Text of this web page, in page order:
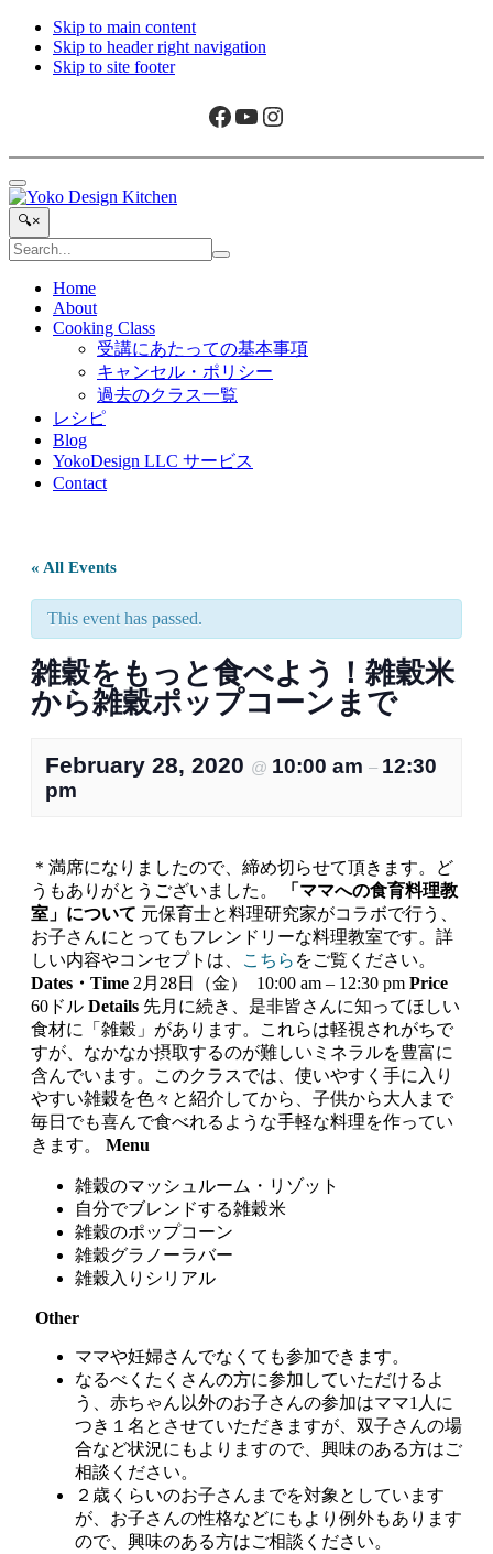
Skip to main content
Skip to header right navigation
Skip to site footer
Facebook
YouTube
Instagram
Menu
Yoko
Design
Kitchen
旅
と
ア
り・・・
Search...
🔍×
Search
site
Submit
Home
About
Cooking Class
受講にあたっての基本事項
キャンセル・ポリシー
過去のクラス一覧
レシピ
Blog
YokoDesign LLC サービス
Contact
« All Events
This event has passed.
雑穀をもっと食べよう！雑穀米
から雑穀ポップコーンまで
February 28, 2020 @ 10:00 am – 12:30
pm
＊満席になりましたので、締め切らせて頂きます。ど
うもありがとうございました。
「ママへの食育料理教
室」について 元保育士と料理研究家がコラボで行う、
お子さんにとってもフレンドリーな料理教室です。詳
しい内容やコンセプトは、
こちら をご覧ください。
Dates・Time 2月28日（金） 10:00 am – 12:30 pm Price
60ドル Details 先月に続き、是非皆さんに知ってほしい
食材に「雑穀」があります。これらは軽視されがちで
すが、なかなか摂取するのが難しいミネラルを豊富に
含んでいます。このクラスでは、使いやすく手に入り
やすい雑穀を色々と紹介してから、子供から大人まで
毎日でも喜んで食べれるような手軽な料理を作ってい
きます。 Menu
雑穀のマッシュルーム・リゾット
自分でブレンドする雑穀米
雑穀のポップコーン
雑穀グラノーラバー
雑穀入りシリアル
Other
ママや妊婦さんでなくても参加できます。
なるべくたくさんの方に参加していただけるよ
う、赤ちゃん以外のお子さんの参加はママ1人に
つき１名とさせていただきますが、双子さんの場
合など状況にもよりますので、興味のある方はご
相談ください。
２歳くらいのお子さんまでを対象としています
が、お子さんの性格などにもより例外もあります
ので、興味のある方はご相談ください。